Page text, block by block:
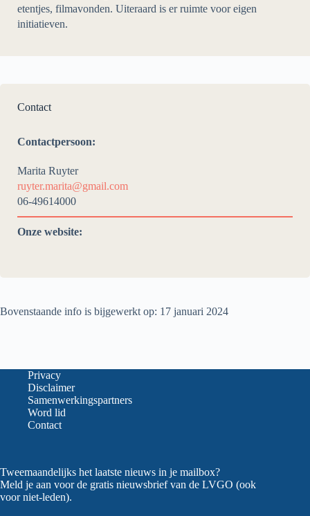
etentjes, filmavonden. Uiteraard is er ruimte voor eigen
initiatieven.
Contact
Contactpersoon:
Marita Ruyter
ruyter.marita@gmail.com
06-49614000
Onze website:
Bovenstaande info is bijgewerkt op: 17 januari 2024
Privacy
Disclaimer
Samenwerkingspartners
Word lid
Contact
Tweemaandelijks het laatste nieuws in je mailbox?
Meld je aan voor de gratis nieuwsbrief van de LVGO (ook
voor niet-leden).